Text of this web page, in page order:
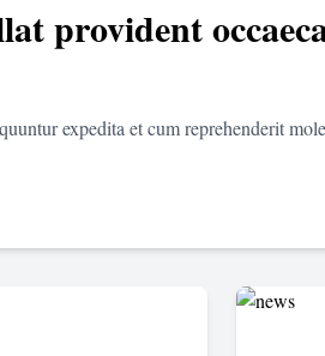
provident
expedita et cum reprehenderit